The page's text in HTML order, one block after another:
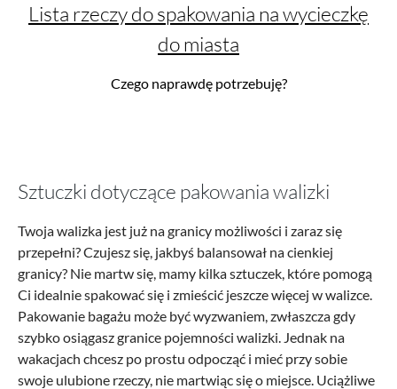
Lista rzeczy do spakowania na wycieczkę
do miasta
Czego naprawdę potrzebuję?
Sztuczki dotyczące pakowania walizki
Twoja walizka jest już na granicy możliwości i zaraz się
przepełni? Czujesz się, jakbyś balansował na cienkiej
granicy? Nie martw się, mamy kilka sztuczek, które pomogą
Ci idealnie spakować się i zmieścić jeszcze więcej w walizce.
Pakowanie bagażu może być wyzwaniem, zwłaszcza gdy
szybko osiągasz granice pojemności walizki. Jednak na
wakacjach chcesz po prostu odpocząć i mieć przy sobie
swoje ulubione rzeczy, nie martwiąc się o miejsce. Uciążliwe